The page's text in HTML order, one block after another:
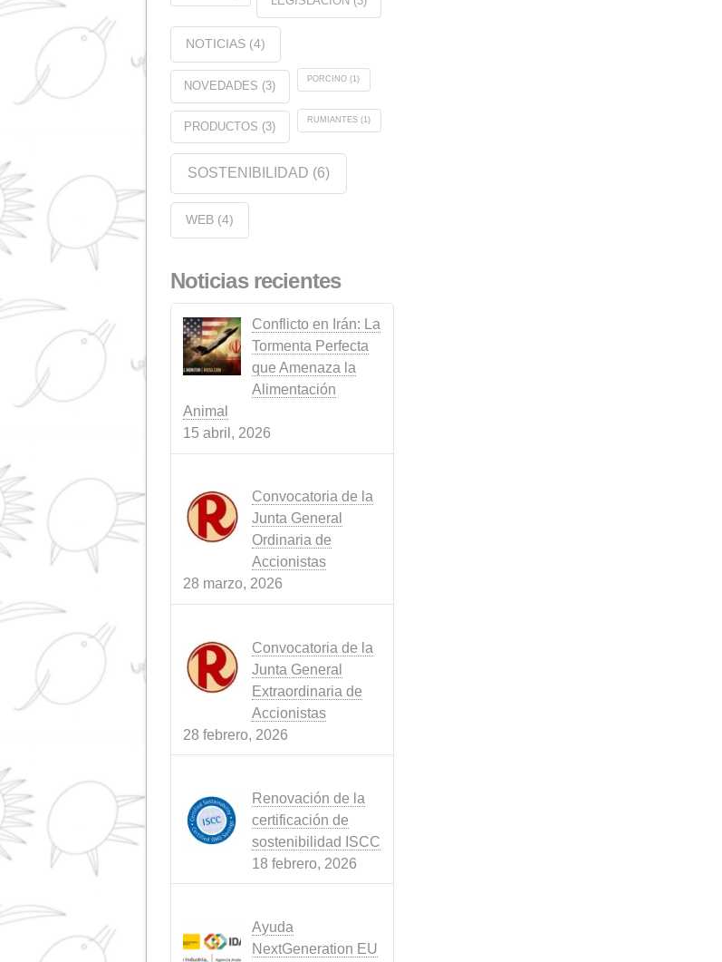
CERTIFICACIONES
(11)
EMPRESA
(35)
EVENTOS(14)
GANADERÍA(10)
JABONERÍA(1)
NOTICIAS(4)
NOVEDADES(3) PORCINO
PRODUCTOS(3)
SOSTENIBILIDAD(6)
WEB (4)
Noticias recientes
Tormenta Perfecta
que Amenaza la
Alimentación
Animal